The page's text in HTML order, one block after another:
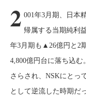
2 001年3月期、日本
帰属する当期純利
年3月期も▲26億円と2
4,800億円台に落ち込
さらされ、NSKにとっ
として逆流した時期だ